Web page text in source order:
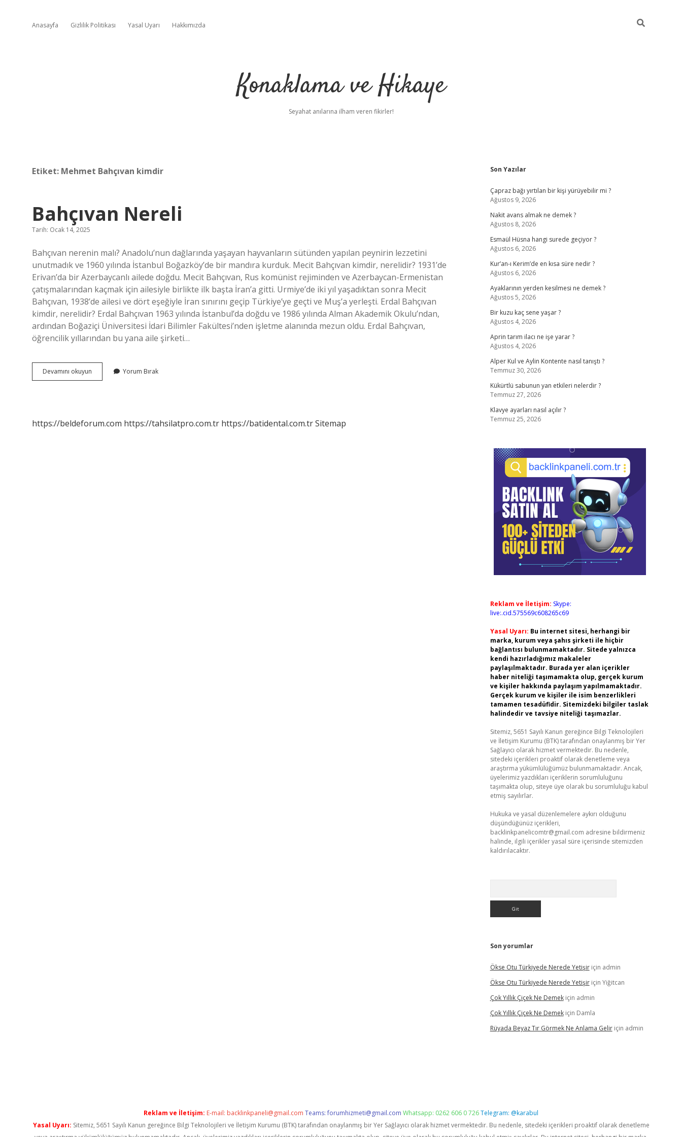
Anasayfa Gizlilik Politikası Yasal Uyarı Hakkımızda
Konaklama ve Hikaye
Seyahat anılarına ilham veren fikirler!
Etiket: Mehmet Bahçıvan kimdir
Bahçıvan Nereli
Tarih: Ocak 14, 2025
Bahçıvan nerenin malı? Anadolu’nun dağlarında yaşayan hayvanların sütünden yapılan peynirin lezzetini
unutmadık ve 1960 yılında İstanbul Boğazköy’de bir mandıra kurduk. Mecit Bahçıvan kimdir, nerelidir? 1931’de
Erivan’da bir Azerbaycanlı ailede doğdu. Mecit Bahçıvan, Rus komünist rejiminden ve Azerbaycan-Ermenistan
çatışmalarından kaçmak için ailesiyle birlikte ilk başta İran’a gitti. Urmiye’de iki yıl yaşadıktan sonra Mecit
Bahçıvan, 1938’de ailesi ve dört eşeğiyle İran sınırını geçip Türkiye’ye geçti ve Muş’a yerleşti. Erdal Bahçıvan
kimdir, nerelidir? Erdal Bahçıvan 1963 yılında İstanbul’da doğdu ve 1986 yılında Alman Akademik Okulu’ndan,
ardından Boğaziçi Üniversitesi İdari Bilimler Fakültesi’nden işletme alanında mezun oldu. Erdal Bahçıvan,
öğrencilik yıllarından bu yana aile şirketi…
Devamını okuyun Bahçıvan
Nereli
Yorum Bırak
https://beldeforum.com https://tahsilatpro.com.tr https://batidental.com.trSitemap
Sidebar
Son Yazılar
Çapraz bağı yırtılan bir kişi yürüyebilir mi ?
Ağustos 9, 2026
Nakit avans almak ne demek ?
Ağustos 8, 2026
Esmaül Hüsna hangi surede geçiyor ?
Ağustos 6, 2026
Kur’an-ı Kerim’de en kısa süre nedir ?
Ağustos 6, 2026
Ayaklarının yerden kesilmesi ne demek ?
Ağustos 5, 2026
Bir kuzu kaç sene yaşar ?
Ağustos 4, 2026
Aprin tarım ilacı ne işe yarar ?
Ağustos 4, 2026
Alper Kul ve Aylin Kontente nasıl tanıştı ?
Temmuz 30, 2026
Kükürtlü sabunun yan etkileri nelerdir ?
Temmuz 27, 2026
Klavye ayarları nasıl açılır ?
Temmuz 25, 2026
Reklam ve İletişim: Skype:
live:.cid.575569c608265c69
Yasal Uyarı: Bu internet sitesi, herhangi bir
marka, kurum veya şahıs şirketi ile hiçbir
bağlantısı bulunmamaktadır. Sitede yalnızca
kendi hazırladığımız makaleler
paylaşılmaktadır. Burada yer alan içerikler
haber niteliği taşımamakta olup, gerçek kurum
ve kişiler hakkında paylaşım yapılmamaktadır.
Gerçek kurum ve kişiler ile isim benzerlikleri
tamamen tesadüfidir. Sitemizdeki bilgiler taslak
halindedir ve tavsiye niteliği taşımazlar.
Sitemiz, 5651 Sayılı Kanun gereğince Bilgi Teknolojileri
ve İletişim Kurumu (BTK) tarafından onaylanmış bir Yer
Sağlayıcı olarak hizmet vermektedir. Bu nedenle,
sitedeki içerikleri proaktif olarak denetleme veya
araştırma yükümlülüğümüz bulunmamaktadır. Ancak,
üyelerimiz yazdıkları içeriklerin sorumluluğunu
taşımakta olup, siteye üye olarak bu sorumluluğu kabul
etmiş sayılırlar.
Hukuka ve yasal düzenlemelere aykırı olduğunu
düşündüğünüz içerikleri,
backlinkpanelicomtr@gmail.com adresine bildirmeniz
halinde, ilgili içerikler yasal süre içerisinde sitemizden
kaldırılacaktır.
Son yorumlar
Ökse Otu Türkiyede Nerede Yetişiriçin admin
Ökse Otu Türkiyede Nerede Yetişiriçin Yiğitcan
Çok Yıllık Çiçek Ne Demekiçin admin
Çok Yıllık Çiçek Ne Demekiçin Damla
Rüyada Beyaz Tır Görmek Ne Anlama Geliriçin admin
Reklam ve İletişim: E-mail: backlinkpaneli@gmail.com Teams:forumhizmeti@gmail.com Whatsapp: 0262 606 0 726Telegram: @karabul
Yasal Uyarı: Sitemiz, 5651 Sayılı Kanun gereğince Bilgi Teknolojileri ve İletişim Kurumu (BTK) tarafından onaylanmış bir Yer Sağlayıcı olarak hizmet vermektedir. Bu nedenle, sitedeki içerikleri proaktif olarak denetleme